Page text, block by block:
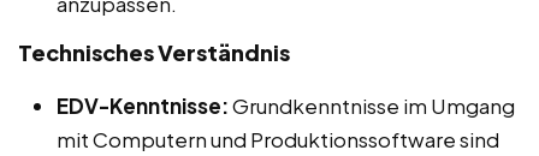
Technisches Verständnis
EDV-Kenntnisse:Grundkenntnisse im Umgang
mit Computern und Produktionssoftware sind